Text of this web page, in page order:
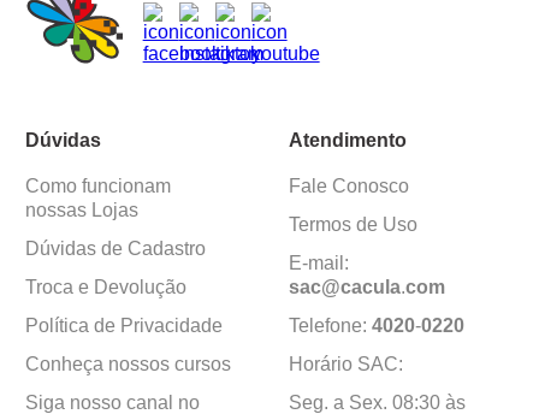
Dúvidas
Como funcionam
nossas Lojas
Dúvidas de Cadastro
Troca e Devolução
Política de Privacidade
Conheça nossos cursos
Siga nosso canal no
Atendimento
Fale Conosco
Termos de Uso
E-mail:
sac@cacula.com
Telefone: 4020-0220
Horário SAC:
Seg. a Sex. 08:30 às